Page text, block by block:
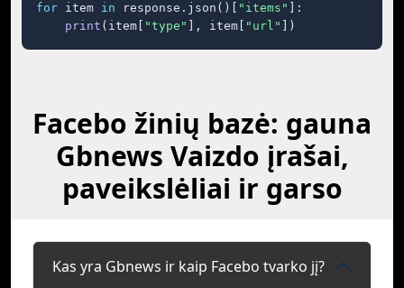
for item in response.json()[ "items"
]:
print (item[ "type" ], item[ "url" ])
Facebo žinių bazė: gauna
Gbnews Vaizdo įrašai,
paveikslėliai ir garso
Kas yra Gbnews ir kaip Facebo tvarko jį?